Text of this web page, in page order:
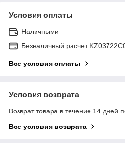
Условия оплаты
Наличными
Безналичный расчет
Все условия оплаты
Условия возврата
Возврат товара в течение 14 дней
Все условия возврата